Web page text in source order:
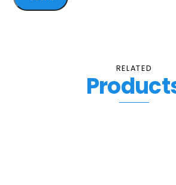
RELATED